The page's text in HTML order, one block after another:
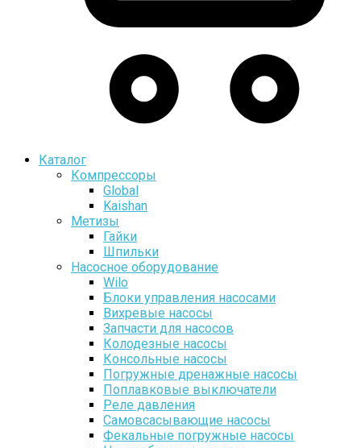
Каталог
Компрессоры
Global
Kaishan
Метизы
Гайки
Шпильки
Насосное оборудование
Wilo
Блоки управления насосами
Вихревые насосы
Запчасти для насосов
Колодезные насосы
Консольные насосы
Погружные дренажные насосы
Поплавковые выключатели
Реле давления
Самовсасывающие насосы
Фекальные погружные насосы